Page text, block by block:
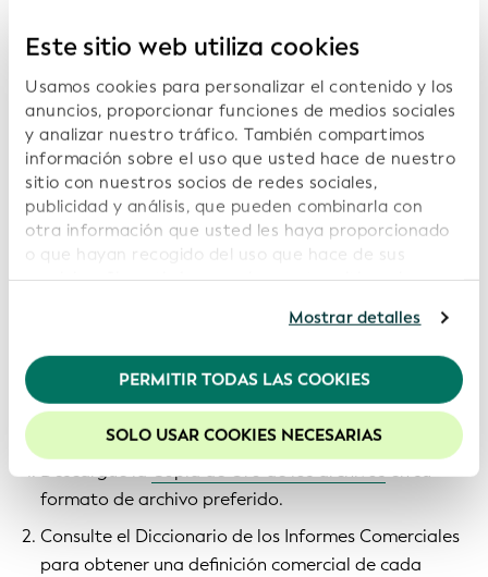
Este sitio web utiliza cookies
Usamos cookies para personalizar el contenido y los
anuncios, proporcionar funciones de medios sociales
y analizar nuestro tráfico. También compartimos
información sobre el uso que usted hace de nuestro
sitio con nuestros socios de redes sociales,
publicidad y análisis, que pueden combinarla con
otra información que usted les haya proporcionado
o que hayan recogido del uso que hace de sus
servicios. Si continúa usando nuestro sitio web,
Política de
privacidad.
Recomendamos mantener activadas las cookies
para mejorar la experiencia en nuestro sitio web.
Mostrar detalles
PERMITIR TODAS LAS COOKIES
SOLO USAR COOKIES NECESARIAS
Informe Comercial del Sistema Global del IPJ o los
indicadores que figuran en dicho informe en dos
sencillos pasos:
Descargue la Copia de Oro de los archivos en su
formato de archivo preferido.
Consulte el Diccionario de los Informes Comerciales
para obtener una definición comercial de cada